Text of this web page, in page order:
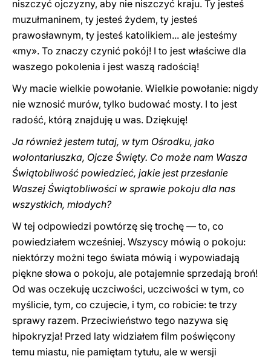
niszczyć ojczyzny, aby nie niszczyć kraju. Ty jesteś
muzułmaninem, ty jesteś żydem, ty jesteś
prawosławnym, ty jesteś katolikiem... ale jesteśmy
«my». To znaczy czynić pokój! I to jest właściwe dla
waszego pokolenia i jest waszą radością!
Wy macie wielkie powołanie. Wielkie powołanie: nigdy
nie wznosić murów, tylko budować mosty. I to jest
radość, którą znajduję u was. Dziękuję!
Ja również jestem tutaj, w tym Ośrodku, jako
wolontariuszka, Ojcze Święty. Co może nam Wasza
Świątobliwość powiedzieć, jakie jest przesłanie
Waszej Świątobliwości w sprawie pokoju dla nas
wszystkich, młodych?
W tej odpowiedzi powtórzę się trochę — to, co
powiedziałem wcześniej. Wszyscy mówią o pokoju:
niektórzy możni tego świata mówią i wypowiadają
piękne słowa o pokoju, ale potajemnie sprzedają broń!
Od was oczekuję uczciwości, uczciwości w tym, co
myślicie, tym, co czujecie, i tym, co robicie: te trzy
sprawy razem. Przeciwieństwo tego nazywa się
hipokryzja! Przed laty widziałem film poświęcony
temu miastu, nie pamiętam tytułu, ale w wersji